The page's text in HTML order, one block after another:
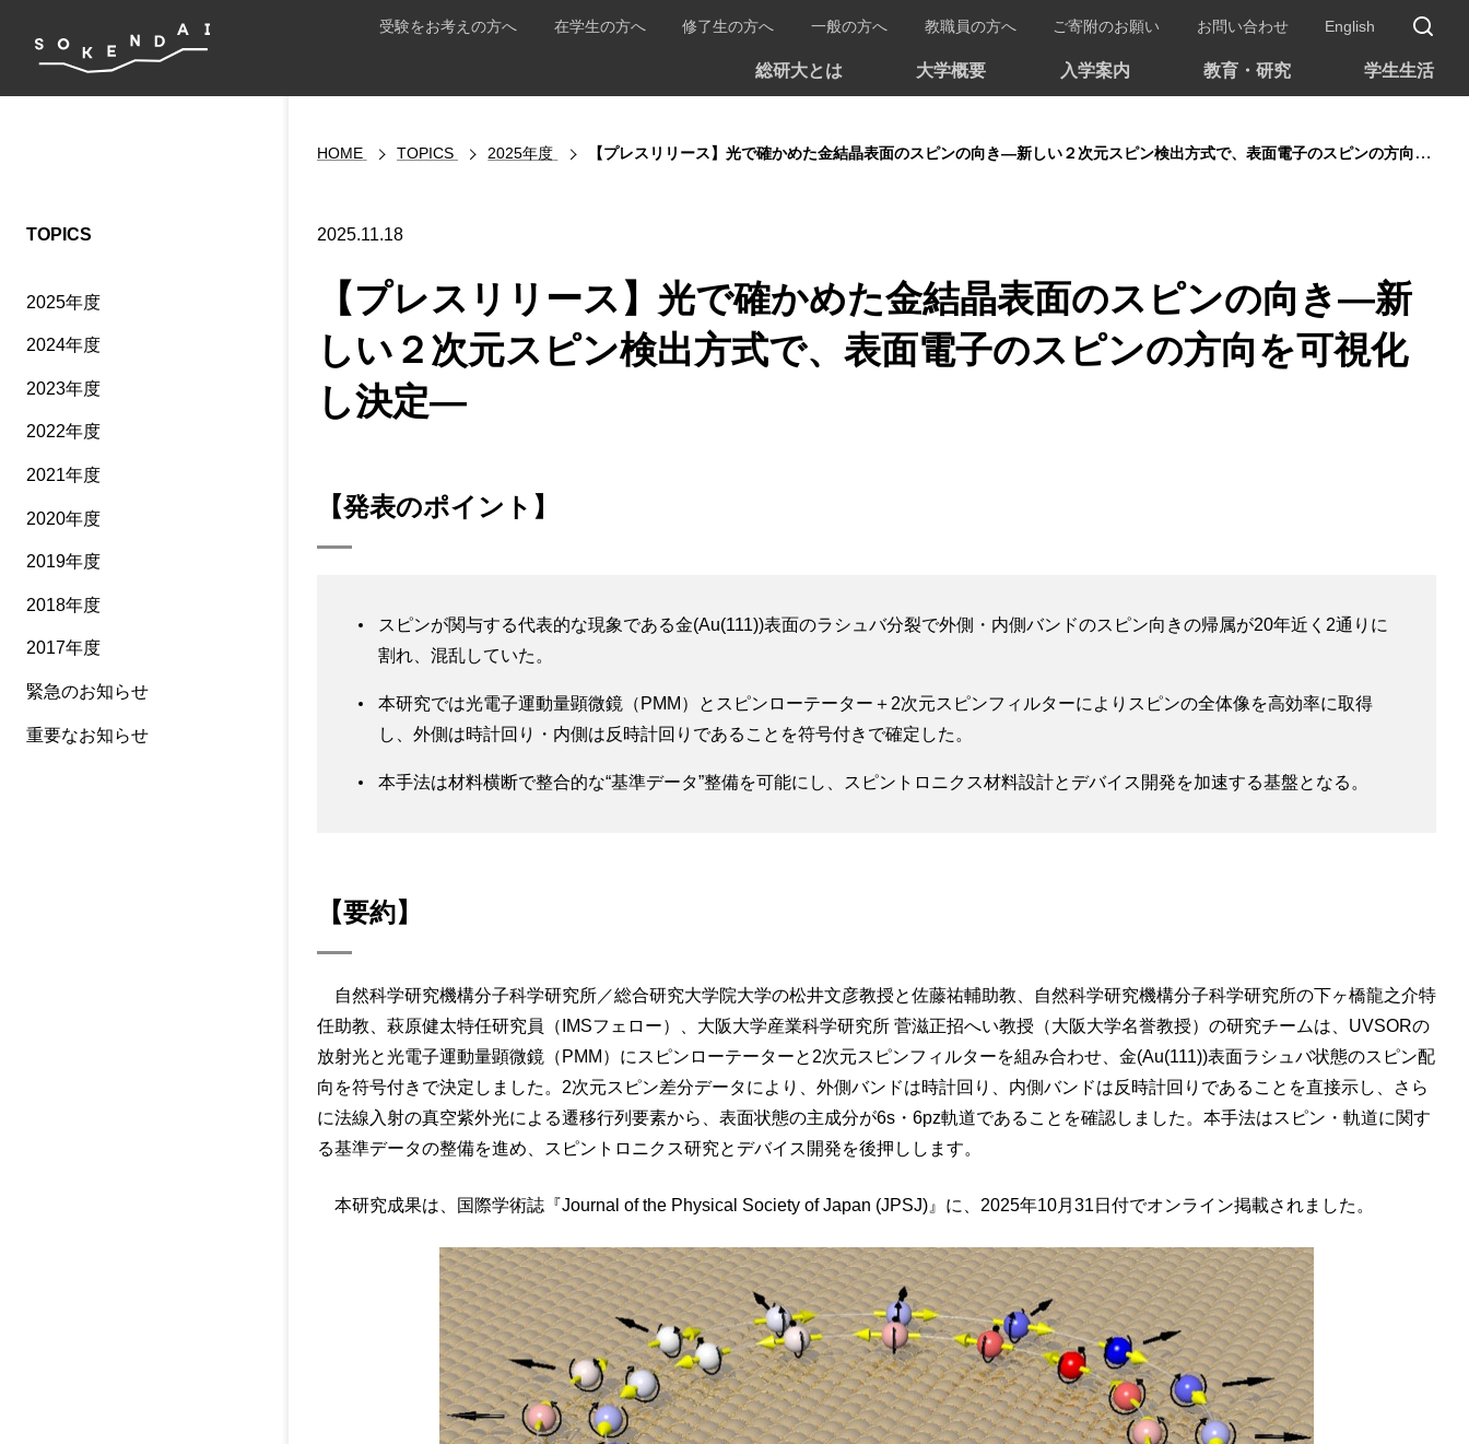
総研大とは 大学概要 入学案内 教育・研究 学生生活
受験をお考えの方へ 在学生の方へ 修了生の方へ 一般の方へ 教職員の方へ ご寄附のお願い お問い合わせ English
HOME TOPICS 2025年度 【プレスリリース】光で確かめた金結晶表面のスピンの向き―新しい２次元スピン検出方式で、表面電子のスピンの方向を可視化し決定―
2025.11.18
【プレスリリース】光で確かめた金結晶表面のスピンの向き―新
しい２次元スピン検出方式で、表面電子のスピンの方向を可視化
し決定―
【発表のポイント】
スピンが関与する代表的な現象である金(Au(111))表面のラシュバ分裂で外側・内側バンドのスピン向きの帰属が20年近く2通りに
割れ、混乱していた。
本研究では光電子運動量顕微鏡（PMM）とスピンローテーター＋2次元スピンフィルターによりスピンの全体像を高効率に取得
し、外側は時計回り・内側は反時計回りであることを符号付きで確定した。
本手法は材料横断で整合的な“基準データ”整備を可能にし、スピントロニクス材料設計とデバイス開発を加速する基盤となる。
【要約】
自然科学研究機構分子科学研究所／総合研究大学院大学の松井文彦教授と佐藤祐輔助教、自然科学研究機構分子科学研究所の下ヶ橋龍之介特
任助教、萩原健太特任研究員（IMSフェロー）、大阪大学産業科学研究所 菅滋正招へい教授（大阪大学名誉教授）の研究チームは、UVSORの
放射光と光電子運動量顕微鏡（PMM）にスピンローテーターと2次元スピンフィルターを組み合わせ、金(Au(111))表面ラシュバ状態のスピン配
向を符号付きで決定しました。2次元スピン差分データにより、外側バンドは時計回り、内側バンドは反時計回りであることを直接示し、さら
に法線入射の真空紫外光による遷移行列要素から、表面状態の主成分が6s・6pz軌道であることを確認しました。本手法はスピン・軌道に関す
る基準データの整備を進め、スピントロニクス研究とデバイス開発を後押しします。
本研究成果は、国際学術誌『Journal of the Physical Society of Japan (JPSJ)』に、2025年10月31日付でオンライン掲載されました。
TOPICS
2025年度
2024年度
2023年度
2022年度
2021年度
2020年度
2019年度
2018年度
2017年度
緊急のお知らせ
重要なお知らせ